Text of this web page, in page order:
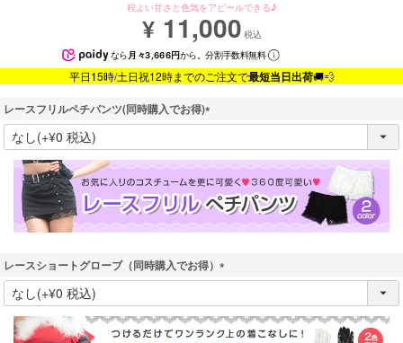
程よい甘さと色気をアピールできる♪
¥ 11,000 税込
なら 月々3,666円から。分割手数料無料
平日15時/土日祝12時までのご注文で最短当日出荷🚚💨
レースフリルペチパンツ(同時購入でお得)
(
必
須
)
レースショートグローブ（同時購入でお得）
(
必
須
)